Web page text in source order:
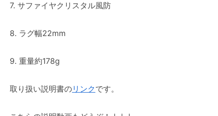
7. サファイヤクリスタル風防
8. ラグ幅22mm
9. 重量約178g
取り扱い説明書のリンクです。